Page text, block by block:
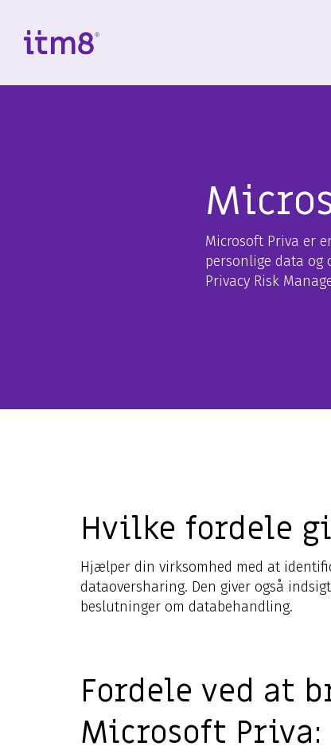
indhold
Microsoft Priva er
personlige data og
Privacy Risk
Hvilke fordele
Hjælper din virksomhed med at
dataoversharing. Den giver også
beslutninger om databehandling.
Fordele ved at
Microsoft Priva: